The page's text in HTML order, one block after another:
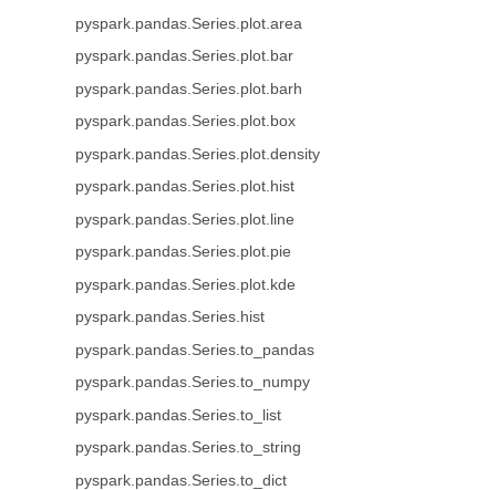
pyspark.pandas.Series.plot.area
pyspark.pandas.Series.plot.bar
pyspark.pandas.Series.plot.barh
pyspark.pandas.Series.plot.box
pyspark.pandas.Series.plot.density
pyspark.pandas.Series.plot.hist
pyspark.pandas.Series.plot.line
pyspark.pandas.Series.plot.pie
pyspark.pandas.Series.plot.kde
pyspark.pandas.Series.hist
pyspark.pandas.Series.to_pandas
pyspark.pandas.Series.to_numpy
pyspark.pandas.Series.to_list
pyspark.pandas.Series.to_string
pyspark.pandas.Series.to_dict